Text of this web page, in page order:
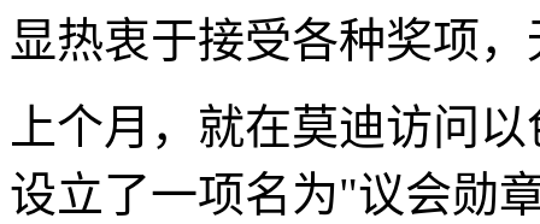
显热衷于接受各种奖项
上个月，就在莫迪访问
设立了一项名为"议会勋